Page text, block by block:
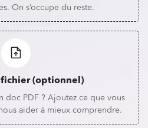
On s’occupe du reste.
(optionnel)
doc PDF ? Ajoutez ce que vous
aider à mieux comprendre.